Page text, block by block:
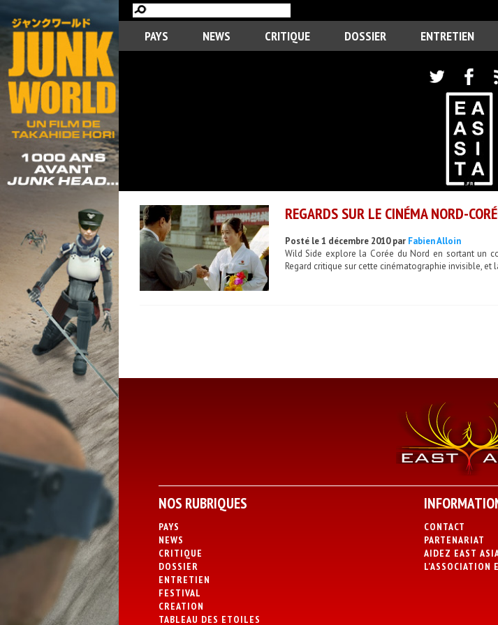
PAYS NEWS CRITIQUE DOSSIER ENTRETIEN
REGARDS SUR LE CINÉMA NORD-
Posté le 1 décembre 2010 par Fabien Alloin
Wild Side explore la Corée du Nord en sortant un
Regard critique sur cette cinématographie invisible,
NOS RUBRIQUES
PAYS
NEWS
CRITIQUE
DOSSIER
ENTRETIEN
FESTIVAL
CREATION
TABLEAU DES ETOILES
CONTACT
PARTENARIAT
AIDEZ EAST
L’ASSOCIATION